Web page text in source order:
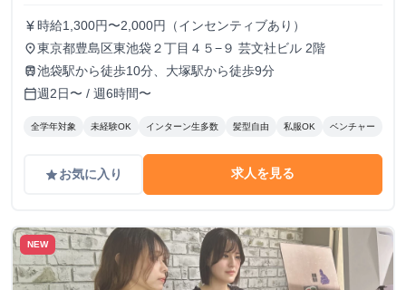
の長期・有給インターンシップ
currency_yen 時給1,300円〜2,000円（インセンティブあり）
place東京都豊島区東池袋２丁目４５−９ 芸文社ビル 2階
train池袋駅から徒歩10分、大塚駅から徒歩9分
calendar_today週2日〜 / 週6時間〜
全学年対象 未経験OK インターン生多数 髪型自由 私服OK ベンチャー
gradeお気に入り 求人を見る
NEW